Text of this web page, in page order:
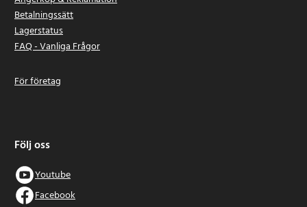
Betalningssätt
Lagerstatus
FAQ - Vanliga Frågor
För företag
Följ oss
Youtube
Facebook